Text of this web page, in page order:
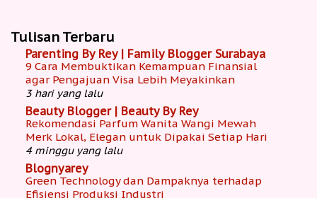
Tulisan Terbaru
Parenting By Rey | Family Blogger Surabaya
9 Cara Membuktikan Kemampuan Finansial
agar Pengajuan Visa Lebih Meyakinkan
3 hari yang lalu
Beauty Blogger | Beauty By Rey
Rekomendasi Parfum Wanita Wangi Mewah
Merk Lokal, Elegan untuk Dipakai Setiap Hari
4 minggu yang lalu
Blognyarey
Green Technology dan Dampaknya terhadap
Efisiensi Produksi Industri